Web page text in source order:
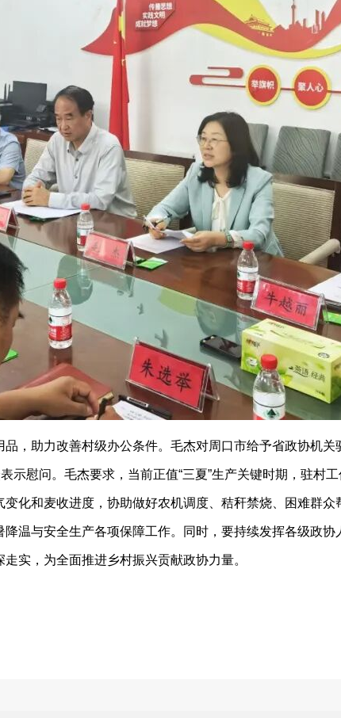
助力改善村级办公条件。毛杰对周口市给予省政协机关
示慰问。毛杰要求，当前正值“三夏”生产关键时期，驻村
化和麦收进度，协助做好农机调度、秸秆禁烧、困难群
温与安全生产各项保障工作。同时，要持续发挥各级政
实，为全面推进乡村振兴贡献政协力量。